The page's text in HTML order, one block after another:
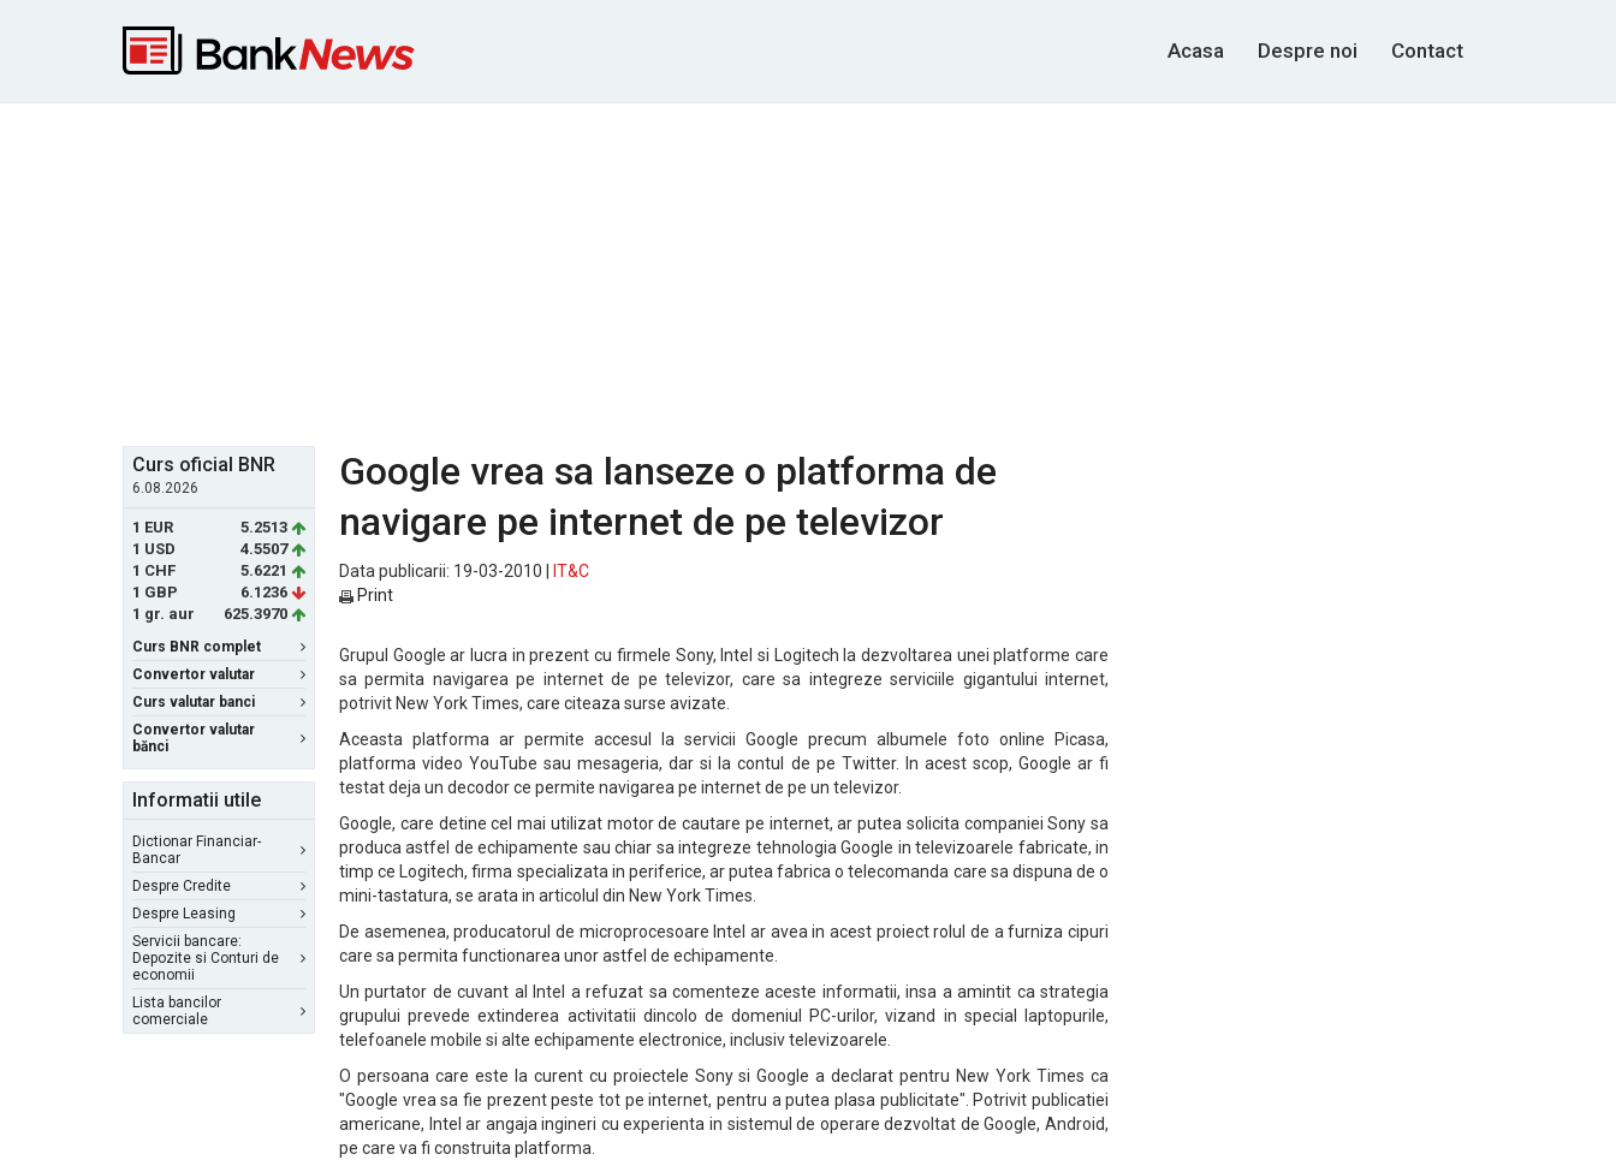
Acasa Despre noi Contact
Curs oficial BNR
6.08.2026
1 EUR
5.2513
1 USD
4.5507
1 CHF
5.6221
1 GBP
6.1236
1 gr. aur
625.3970
Curs BNR complet
Convertor valutar
Curs valutar banci
Convertor valutar
bănci
Informatii utile
Dictionar Financiar-
Bancar
Despre Credite
Despre Leasing
Servicii bancare:
Depozite si Conturi de
economii
Lista bancilor
comerciale
Google vrea sa lanseze o platforma de
navigare pe internet de pe televizor
Data publicarii: 19-03-2010 |
IT&C
Print
Grupul Google ar lucra in prezent cu firmele Sony, Intel si Logitech la dezvoltarea unei platforme care
sa permita navigarea pe internet de pe televizor, care sa integreze serviciile gigantului internet,
potrivit New York Times, care citeaza surse avizate.
Aceasta platforma ar permite accesul la servicii Google precum albumele foto online Picasa,
platforma video YouTube sau mesageria, dar si la contul de pe Twitter. In acest scop, Google ar fi
testat deja un decodor ce permite navigarea pe internet de pe un televizor.
Google, care detine cel mai utilizat motor de cautare pe internet, ar putea solicita companiei Sony sa
produca astfel de echipamente sau chiar sa integreze tehnologia Google in televizoarele fabricate, in
timp ce Logitech, firma specializata in periferice, ar putea fabrica o telecomanda care sa dispuna de o
mini-tastatura, se arata in articolul din New York Times.
De asemenea, producatorul de microprocesoare Intel ar avea in acest proiect rolul de a furniza cipuri
care sa permita functionarea unor astfel de echipamente.
Un purtator de cuvant al Intel a refuzat sa comenteze aceste informatii, insa a amintit ca strategia
grupului prevede extinderea activitatii dincolo de domeniul PC-urilor, vizand in special laptopurile,
telefoanele mobile si alte echipamente electronice, inclusiv televizoarele.
O persoana care este la curent cu proiectele Sony si Google a declarat pentru New York Times ca
"Google vrea sa fie prezent peste tot pe internet, pentru a putea plasa publicitate". Potrivit publicatiei
americane, Intel ar angaja ingineri cu experienta in sistemul de operare dezvoltat de Google, Android,
pe care va fi construita platforma.